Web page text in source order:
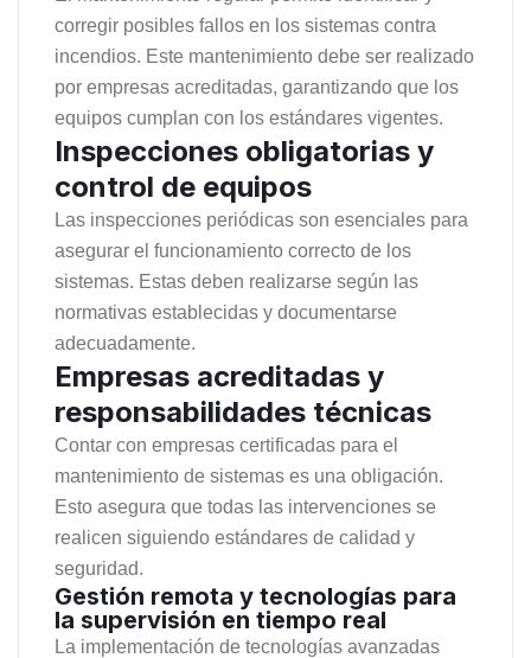
corregir posibles fallos en los sistemas contra
incendios. Este mantenimiento debe ser realizado
por empresas acreditadas, garantizando que los
equipos cumplan con los estándares vigentes.
Inspecciones obligatorias y
control de equipos
Las inspecciones periódicas son esenciales para
asegurar el funcionamiento correcto de los
sistemas. Estas deben realizarse según las
normativas establecidas y documentarse
adecuadamente.
Empresas acreditadas y
responsabilidades técnicas
Contar con empresas certificadas para el
mantenimiento de sistemas es una obligación.
Esto asegura que todas las intervenciones se
realicen siguiendo estándares de calidad y
seguridad.
Gestión remota y tecnologías para
la supervisión en tiempo real
La implementación de tecnologías avanzadas